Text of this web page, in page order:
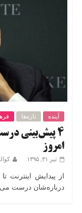
آینده تازه‌ها
۴ پیش‌بینی
امروز
تیر ۳۱, ۱۳۹۵
از پیدایش اینترنت
درباره‌شان درست